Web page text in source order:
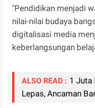
"Pendidikan menjadi
nilai-nilai budaya
digitalisasi media
keberlangsungan
ALSO READ : 1 Juta
Lepas, Ancaman